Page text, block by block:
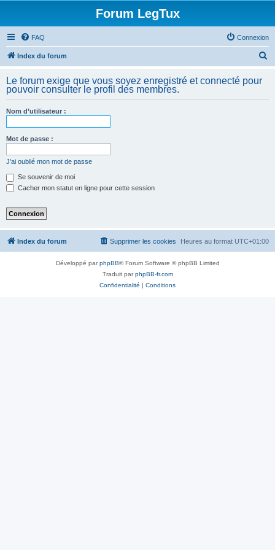
Forum LegTux
FAQ Connexion
Index du forum
h
Le forum exige que vous soyez enregistré et connecté pour
pouvoir consulter le profil des membres.
Nom d’utilisateur :
Mot de passe :
J’ai oublié mon mot de passe
Se souvenir de moi
Cacher mon statut en ligne pour cette session
Index du forum Heures au format UTC+01:00
Supprimer les cookies
Développé parphpBB® Forum Software © phpBB Limited
Traduit parphpBB-fr.com
Confidentialité | Conditions